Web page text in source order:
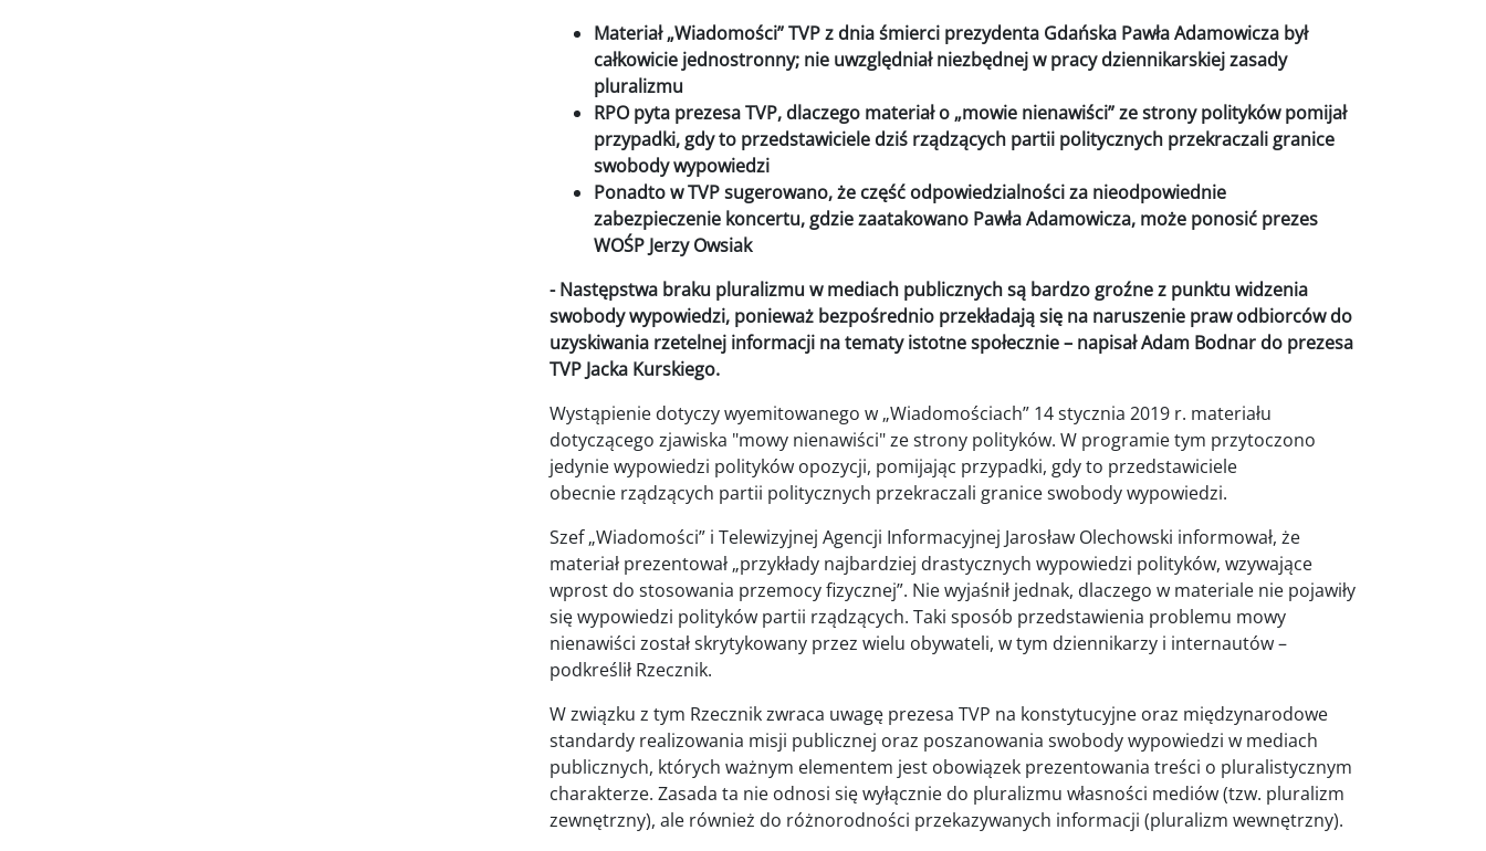
Materiał „Wiadomości” TVP z dnia śmierci prezydenta Gdańska Pawła Adamowicza był
całkowicie jednostronny; nie uwzględniał niezbędnej w pracy dziennikarskiej zasady
pluralizmu
RPO pyta prezesa TVP, dlaczego materiał o „mowie nienawiści” ze strony polityków pomijał
przypadki, gdy to przedstawiciele dziś rządzących partii politycznych przekraczali granice
swobody wypowiedzi
Ponadto w TVP sugerowano, że część odpowiedzialności za nieodpowiednie
zabezpieczenie koncertu, gdzie zaatakowano Pawła Adamowicza, może ponosić prezes
WOŚP Jerzy Owsiak
- Następstwa braku pluralizmu w mediach publicznych są bardzo groźne z punktu widzenia
swobody wypowiedzi, ponieważ bezpośrednio przekładają się na naruszenie praw odbiorców do
uzyskiwania rzetelnej informacji na tematy istotne społecznie – napisał Adam Bodnar do prezesa
TVP Jacka Kurskiego.
Wystąpienie dotyczy wyemitowanego w „Wiadomościach” 14 stycznia 2019 r. materiału
dotyczącego zjawiska "mowy nienawiści" ze strony polityków. W programie tym przytoczono
jedynie wypowiedzi polityków opozycji, pomijając przypadki, gdy to przedstawiciele
obecnie rządzących partii politycznych przekraczali granice swobody wypowiedzi.
Szef „Wiadomości” i Telewizyjnej Agencji Informacyjnej Jarosław Olechowski informował, że
materiał prezentował „przykłady najbardziej drastycznych wypowiedzi polityków, wzywające
wprost do stosowania przemocy fizycznej”. Nie wyjaśnił jednak, dlaczego w materiale nie pojawiły
się wypowiedzi polityków partii rządzących. Taki sposób przedstawienia problemu mowy
nienawiści został skrytykowany przez wielu obywateli, w tym dziennikarzy i internautów –
podkreślił Rzecznik.
W związku z tym Rzecznik zwraca uwagę prezesa TVP na konstytucyjne oraz międzynarodowe
standardy realizowania misji publicznej oraz poszanowania swobody wypowiedzi w mediach
publicznych, których ważnym elementem jest obowiązek prezentowania treści o pluralistycznym
charakterze. Zasada ta nie odnosi się wyłącznie do pluralizmu własności mediów (tzw. pluralizm
zewnętrzny), ale również do różnorodności przekazywanych informacji (pluralizm wewnętrzny).